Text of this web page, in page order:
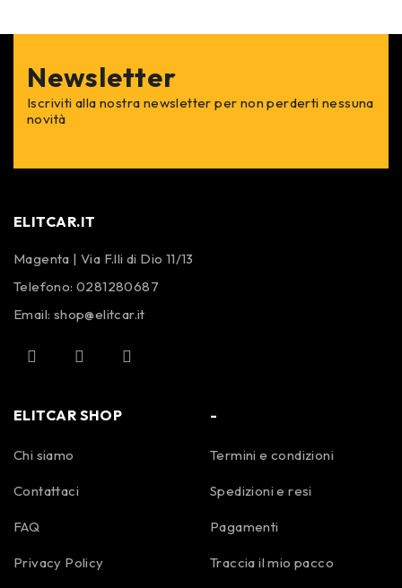
Newsletter
Iscriviti alla nostra newsletter per non perderti nessuna
novità
ELITCAR.IT
Magenta | Via F.lli di Dio 11/13
Telefono:0281280687
Email: shop@elitcar.it
ELITCAR SHOP
Chi siamo
Contattaci
FAQ
Privacy Policy
-
Termini e condizioni
Spedizioni e resi
Pagamenti
Traccia il mio pacco